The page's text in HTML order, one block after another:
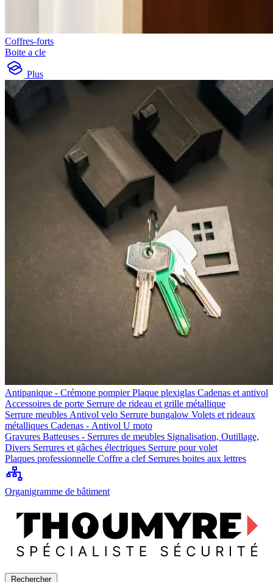
Coffres-forts
Boite a cle
Plus
Antipanique - Crémone pompierPlaque plexiglas Cadenas et antivol
Accessoires de porte Serrure de rideau et grille métallique
Serrure meubles Antivol velo Serrure bungalow Volets et rideaux
métalliques Cadenas - Antivol U moto
Gravures Batteuses - Serrures de meubles Signalisation, Outillage,
Divers Serrures et gâches électriques Serrure pour volet
Plaques professionnelle Coffre a clef Serrures boites aux lettres
Organigramme de bâtiment
Rechercher